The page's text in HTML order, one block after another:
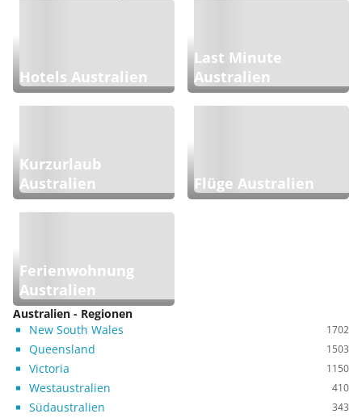
Hotels Australien
Last Minute
Australien
Kurzurlaub
Australien
Flüge Australien
Ferienwohnung
Australien
Australien - Regionen
New South Wales
1702
Queensland 1503
Victoria 1150
Westaustralien 410
Südaustralien 343